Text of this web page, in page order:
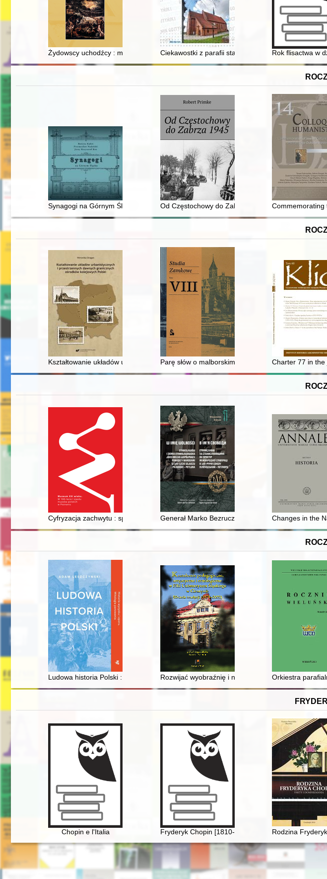
Żydowscy uchodźcy : media, religia, wyobraźnia, kulturaCiekawostki z parafii starogostyńskiej. (Cz. 4),
Rok flisactwa w
Synagogi na Górnym Śląsku Od Częstochowy do Zabrza 1945 Commemorating
Kształtowanie układów urbanistycznych i przestrzennych dawnych granicznych ośrodków
Parę słów o malborskim Biennale EkslibrisuCharter 77 in the
Cyfryzacja zachwytu : sprzymierzeńcy i wrogowieGenerał Marko Bezruczko (1893-1944) - bohater
Changes in the
Ludowa historia Polski : historia wyzysku i oporu : mitologia panowania
Rozwijać wyobraźnię i nieść radość : działania
Orkiestra
Chopin e l'Italia Fryderyk Chopin [1810-1849] i jego muzyka
Rodzina